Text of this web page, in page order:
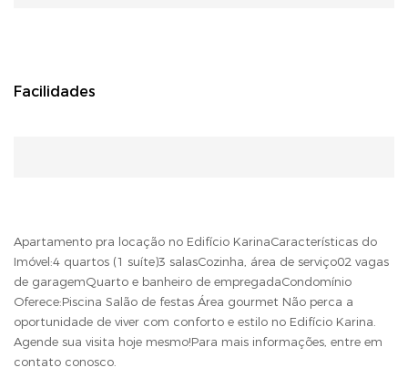
Facilidades
Apartamento pra locação no Edifício KarinaCaracterísticas do
Imóvel:4 quartos (1 suíte)3 salasCozinha, área de serviço02 vagas
de garagemQuarto e banheiro de empregadaCondomínio
Oferece:Piscina Salão de festas Área gourmet Não perca a
oportunidade de viver com conforto e estilo no Edifício Karina.
Agende sua visita hoje mesmo!Para mais informações, entre em
contato conosco.